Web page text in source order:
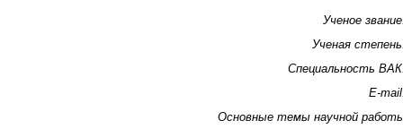
Ученое
Ученая
Специальность
E-
Основные темы научной